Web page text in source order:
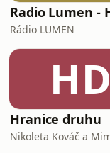
Rádio LUMEN
HD
Hranice druhu